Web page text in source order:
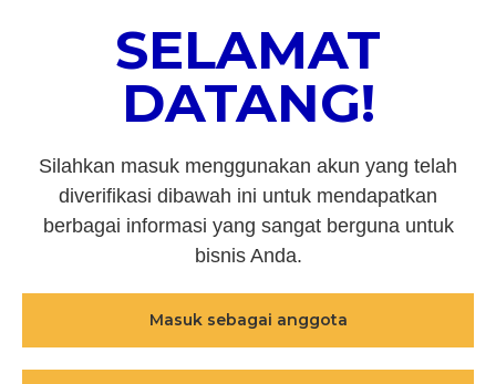
SELAMAT
DATANG!
Silahkan masuk menggunakan akun yang telah
diverifikasi dibawah ini untuk mendapatkan
berbagai informasi yang sangat berguna untuk
bisnis Anda.
Masuk sebagai anggota